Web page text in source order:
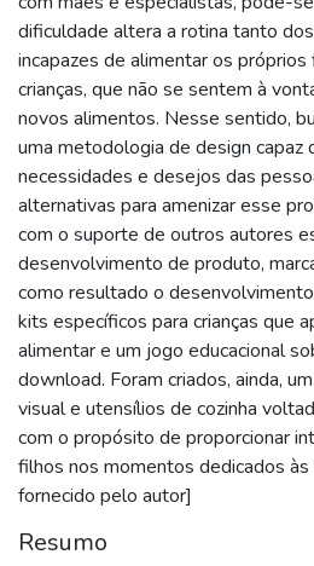
dificuldade altera a rotina tanto
incapazes de alimentar os
crianças, que não se sentem à
novos alimentos. Nesse sentido,
uma metodologia de design capaz
necessidades e desejos das
alternativas para amenizar esse
com o suporte de outros autores
desenvolvimento de produto,
como resultado o
kits específicos para crianças que
alimentar e um jogo educacional
download. Foram criados, ainda,
visual e utensílios de cozinha
com o propósito de proporcionar
filhos nos momentos dedicados
fornecido pelo autor]
Resumo